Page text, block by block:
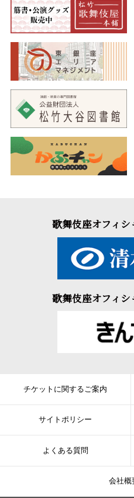
歌舞伎座オフィ
歌舞伎座オフィ
チケットに関するご案内
サイトポリシー
よくある質問
会社概